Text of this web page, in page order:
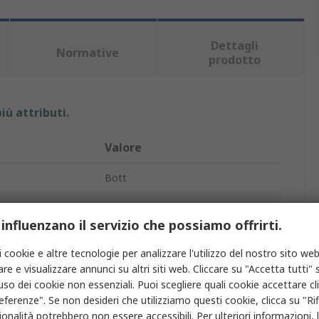
Normative
Dettagli
prodotto
attributi.
Valore
Bott
Armadietto di stoccaggio
Armadietto mobile
Sì
2
il servizio che possiamo offrirti.
cookie e altre tecnologie per analizzare l'utilizzo del nostro sito
e visualizzare annunci su altri siti web. Cliccare su "Accetta tutti"
dei cookie non essenziali. Puoi scegliere quali cookie accettare
Se non desideri che utilizziamo questi cookie, clicca su
potrebbero non essere accessibili. Per ulteriori informazioni,